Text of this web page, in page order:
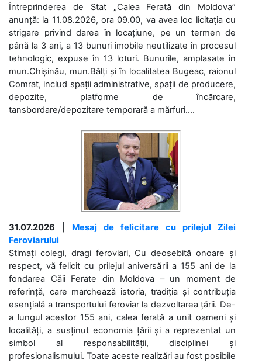
Întreprinderea de Stat „Calea Ferată din Moldova”
anunță: la 11.08.2026, ora 09.00, va avea loc licitaţia cu
strigare privind darea în locațiune, pe un termen de
până la 3 ani, a 13 bunuri imobile neutilizate în procesul
tehnologic, expuse în 13 loturi. Bunurile, amplasate în
mun.Chișinău, mun.Bălți și în localitatea Bugeac, raionul
Comrat, includ spații administrative, spații de producere,
depozite, platforme de încărcare,
tansbordare/depozitare temporară a mărfuri....
31.07.2026
Mesaj de felicitare cu prilejul Zilei
Feroviarului
Stimați colegi, dragi feroviari, Cu deosebită onoare și
respect, vă felicit cu prilejul aniversării a 155 ani de la
fondarea Căii Ferate din Moldova – un moment de
referință, care marchează istoria, tradiția și contribuția
esențială a transportului feroviar la dezvoltarea țării. De-
a lungul acestor 155 ani, calea ferată a unit oameni și
localități, a susținut economia țării și a reprezentat un
simbol al responsabilității, disciplinei și
profesionalismului. Toate aceste realizări au fost posibile